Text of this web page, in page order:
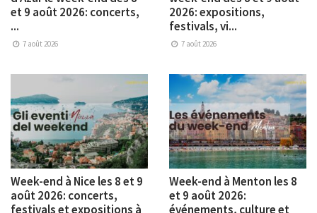
et 9 août 2026: concerts,
...
7 août 2026
2026: expositions,
festivals, vi...
7 août 2026
Week-end à Nice les 8 et 9
août 2026: concerts,
festivals et expositions à
Week-end à Menton les 8
et 9 août 2026:
événements, culture et